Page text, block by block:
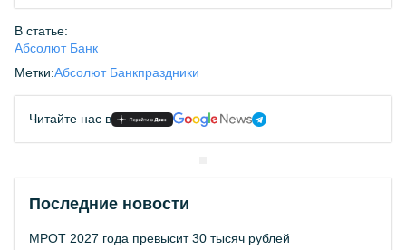
В статье:
Абсолют Банк
Метки:Абсолют Банкпраздники
Читайте нас в
Последние новости
МРОТ 2027 года превысит 30 тысяч рублей